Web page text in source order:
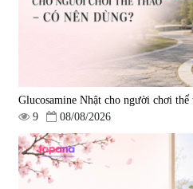
1.450.000 đ
Tẩy tế bào chết Nichiei Bussan
Nano NMN+ Peeling Gel
Glucosamine Nhật cho người chơi thể
9
08/08/2026